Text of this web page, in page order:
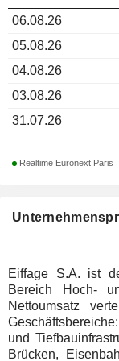
Eiffage S.A. ist
Bereich Hoch-
Nettoumsatz
Geschäftsbereiche: - Bau und Instandhaltung von Verkehrs-
und
Brücken,
06.08.26
05.08.26
04.08.26
03.08.26
31.07.26
Realtime Euronext Paris